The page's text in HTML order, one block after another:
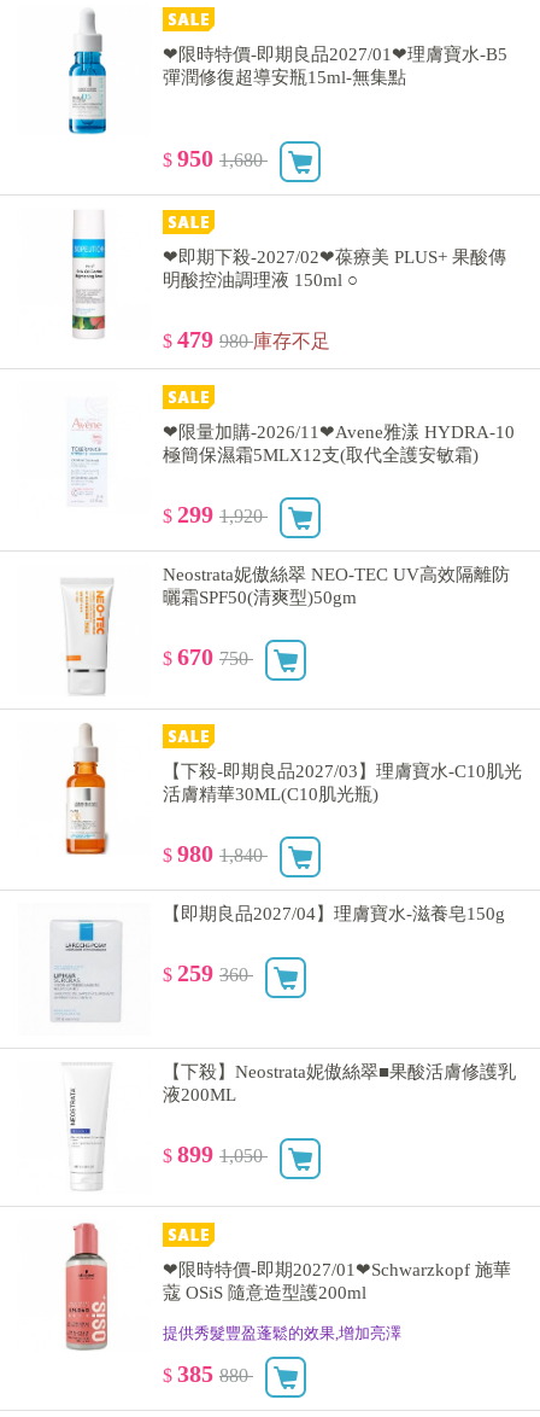
❤限時特價-即期良品2027/01❤理膚寶水-B5
彈潤修復超導安瓶15ml-無集點
$ 950 1,680
❤即期下殺-2027/02❤葆療美 PLUS+ 果酸傳
明酸控油調理液 150ml ○
$ 479 980庫存不足
❤限量加購-2026/11❤Avene雅漾 HYDRA-10
極簡保濕霜5MLX12支(取代全護安敏霜)
$ 299 1,920
Neostrata妮傲絲翠 NEO-TEC UV高效隔離防
曬霜SPF50(清爽型)50gm
$ 670 750
【下殺-即期良品2027/03】理膚寶水-C10肌光
活膚精華30ML(C10肌光瓶)
$ 980 1,840
【即期良品2027/04】理膚寶水-滋養皂150g
$ 259 360
【下殺】Neostrata妮傲絲翠■果酸活膚修護乳
液200ML
$ 899 1,050
❤限時特價-即期2027/01❤Schwarzkopf 施華
蔻 OSiS 隨意造型護200ml
提供秀髮豐盈蓬鬆的效果,增加亮澤
$ 385 880